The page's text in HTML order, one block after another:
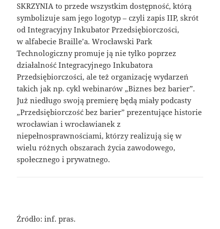
SKRZYNIA to przede wszystkim dostępność, którą
symbolizuje sam jego logotyp – czyli zapis IIP, skrót
od Integracyjny Inkubator Przedsiębiorczości,
w alfabecie Braille’a. Wrocławski Park
Technologiczny promuje ją nie tylko poprzez
działalność Integracyjnego Inkubatora
Przedsiębiorczości, ale też organizację wydarzeń
takich jak np. cykl webinarów „Biznes bez barier”.
Już niedługo swoją premierę będą miały podcasty
„Przedsiębiorczość bez barier” prezentujące historie
wrocławian i wrocławianek z
niepełnosprawnościami, którzy realizują się w
wielu różnych obszarach życia zawodowego,
społecznego i prywatnego.
Źródło: inf. pras.